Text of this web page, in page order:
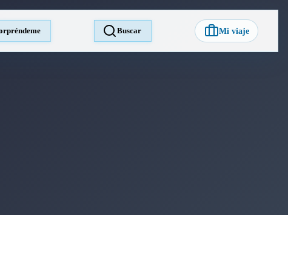
Buscar Mi viaje